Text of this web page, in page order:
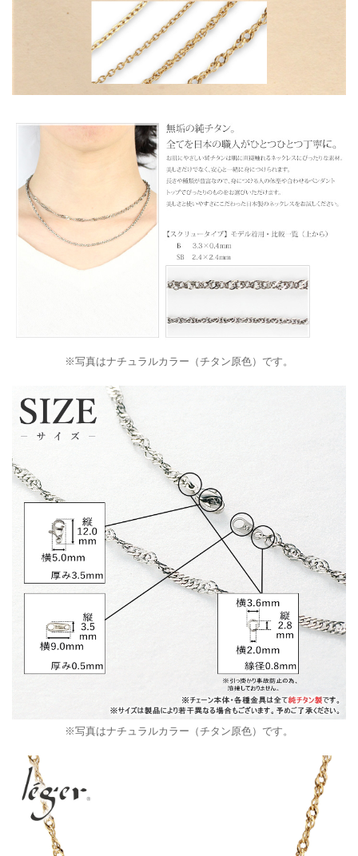
※写真はナチュラルカラー（チタン原色）です。
※写真はナチュラルカラー（チタン原色）です。